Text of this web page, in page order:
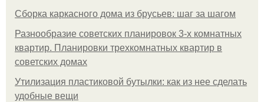
Сборка каркасного дома из брусьев: шаг за шагом
Разнообразие советских планировок 3-х комнатных
квартир. Планировки трехкомнатных квартир в
советских домах
Утилизация пластиковой бутылки: как из нее сделать
удобные вещи